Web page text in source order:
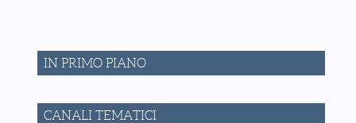
IN PRIMO PIANO
CANALI TEMATICI